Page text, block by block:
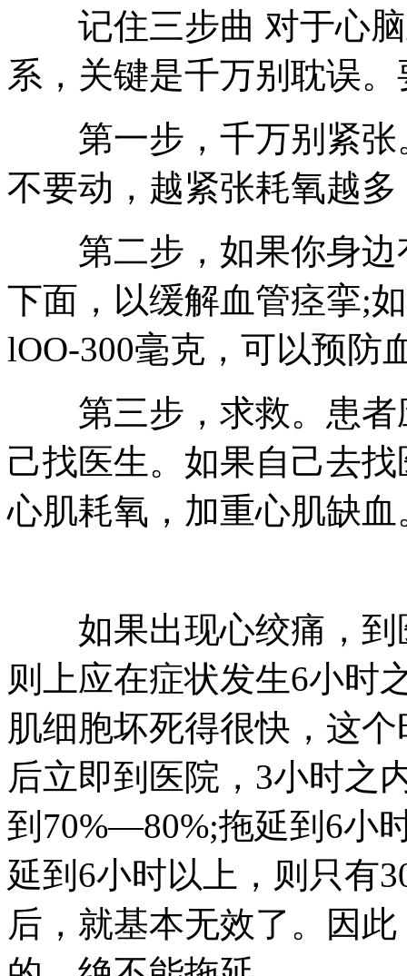
记住三步曲 对于心脑
系，关键是千万别耽误
第一步，千万别紧张
不要动，越紧张耗氧越
第二步，如果你身边
下面，以缓解血管痉挛;
lOO-300毫克，可以预防
第三步，求救。患者
己找医生。如果自己去
心肌耗氧，加重心肌缺血
如果出现心绞痛，到
则上应在症状发生6小时
肌细胞坏死得很快，这
后立即到医院，3小时之
到70%—80%;拖延到6小
延到6小时以上，则只有
后，就基本无效了。因